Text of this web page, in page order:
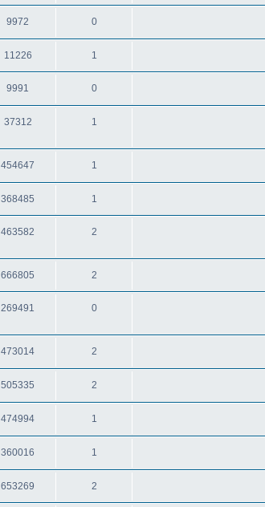
0
9972
1
11226
0
9991
1
37312
1
454647
1
368485
2
463582
2
666805
0
269491
2
473014
2
505335
1
474994
1
360016
2
653269